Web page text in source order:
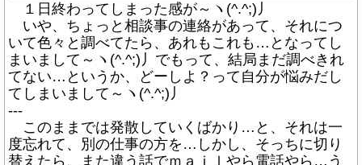
１日終わってしまった感が～ヽ(^.^;)丿
いや、ちょっと相談事の連絡があって、それにつ
いて色々と調べてたら、あれもこれも…となってし
まいまして～ヽ(^.^;)丿でもって、結局まだ調べきれ
てない…というか、どーしよ？って自分が悩みだし
てしまいまして～ヽ(^.^;)丿
---
このままでは発散していくばかり…と、それは一
度忘れて、別の仕事の方を…しかし、そっちに切り
替えたら、また違う話でｍａｉｌやら電話やら…う